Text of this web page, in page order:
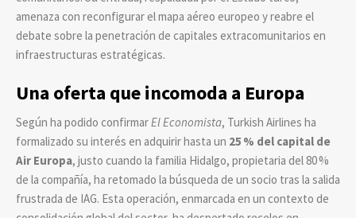
amenaza con reconfigurar el mapa aéreo europeo y reabre el
debate sobre la penetración de capitales extracomunitarios en
infraestructuras estratégicas.
Una oferta que incomoda a Europa
Según ha podido confirmarEl Economista, Turkish Airlines ha
formalizado su interés en adquirir hasta un 25 % del capital de
Air Europa, justo cuando la familia Hidalgo, propietaria del 80 %
de la compañía, ha retomado la búsqueda de un socio tras la salida
frustrada de IAG. Esta operación, enmarcada en un contexto de